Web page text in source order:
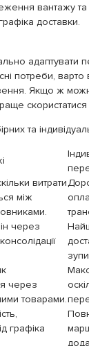
вантажу та
доставки.
адаптувати
потреби, варто
Якщо ж
та
витрати
між
через
через
товарами.
графіка